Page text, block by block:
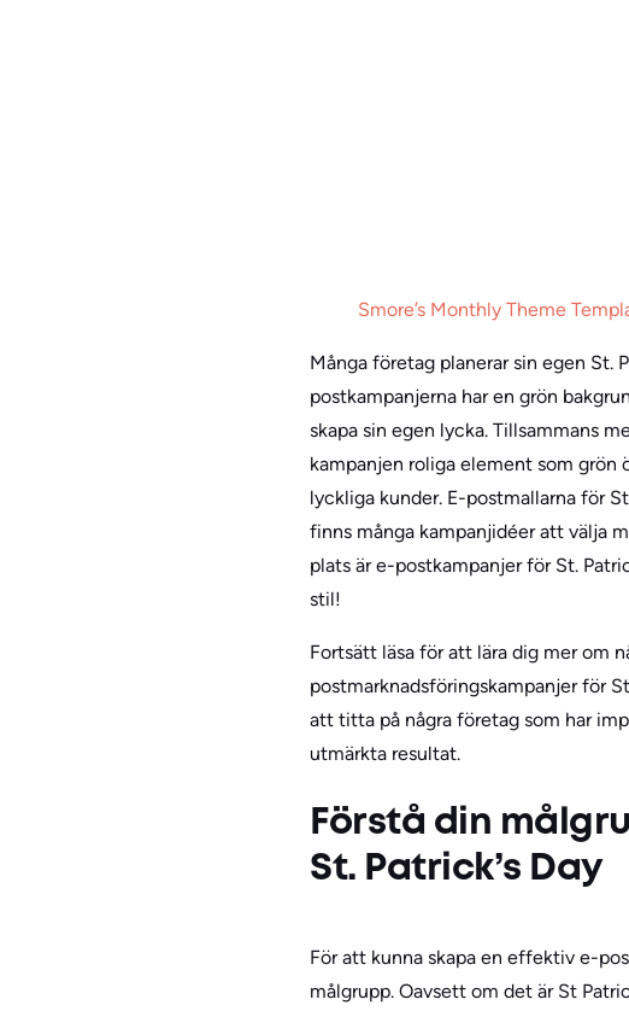
Smore’s Monthly Theme
Många företag planerar sin egen St.
postkampanjerna har en grön
skapa sin egen lycka. Tillsammans
kampanjen roliga element som
lyckliga kunder. E-postmallarna för
finns många kampanjidéer att välja
plats är e-postkampanjer för St.
stil!
Fortsätt läsa för att lära dig mer om
postmarknadsföringskampanjer för
att titta på några företag som har
utmärkta resultat.
Förstå din
St. Patrick’s Day
För att kunna skapa en effektiv e-
målgrupp. Oavsett om det är St